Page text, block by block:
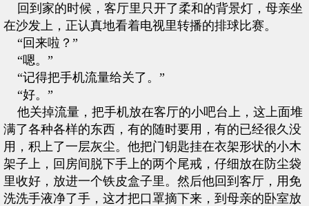
回到家的时候，客厅里只开了柔和的背景灯，母亲坐
在沙发上，正认真地看着电视里转播的排球比赛。
“回来啦？”
“嗯。”
“记得把手机流量给关了。”
“好。”
他关掉流量，把手机放在客厅的小吧台上，这上面堆
满了各种各样的东西，有的随时要用，有的已经很久没
用，积上了一层灰尘。他把门钥匙挂在衣架形状的小木
架子上，回房间脱下手上的两个尾戒，仔细放在防尘袋
里收好，放进一个铁皮盒子里。然后他回到客厅，用免
洗洗手液净了手，这才把口罩摘下来，到母亲的卧室放